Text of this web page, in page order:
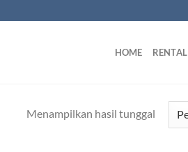
HOME RENTAL
Menampilkan hasil tunggal